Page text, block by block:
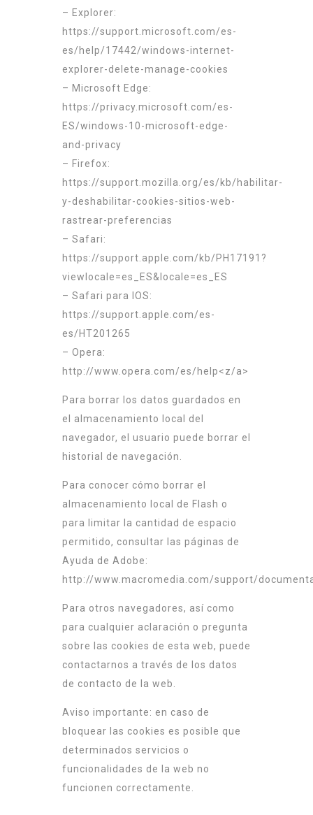
– Explorer:
https://support.microsoft.com/es-
es/help/17442/windows-internet-
explorer-delete-manage-cookies
– Microsoft Edge:
https://privacy.microsoft.com/es-
ES/windows-10-microsoft-edge-
and-privacy
– Firefox:
https://support.mozilla.org/es/kb/habilitar-
y-deshabilitar-cookies-sitios-web-
rastrear-preferencias
– Safari:
https://support.apple.com/kb/PH17191?
viewlocale=es_ES&locale=es_ES
– Safari para IOS:
https://support.apple.com/es-
es/HT201265
– Opera:
http://www.opera.com/es/help<z/a>
Para borrar los datos guardados en
el almacenamiento local del
navegador, el usuario puede borrar el
historial de navegación.
Para conocer cómo borrar el
almacenamiento local de Flash o
para limitar la cantidad de espacio
permitido, consultar las páginas de
Ayuda de Adobe:
http://www.macromedia.com/support/
Para otros navegadores, así como
para cualquier aclaración o pregunta
sobre las cookies de esta web, puede
contactarnos a través de los datos
de contacto de la web.
Aviso importante: en caso de
bloquear las cookies es posible que
determinados servicios o
funcionalidades de la web no
funcionen correctamente.